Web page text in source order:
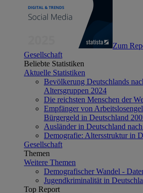
Zum
Gesellschaft
Beliebte Statistiken
Aktuelle Statistiken
Bevölkerung Deutschlands
Altersgruppen 2024
Die reichsten Menschen der
Empfänger von
Bürgergeld in Deutschland
Ausländer in Deutschland
Demografie: Altersstruktur in
Gesellschaft
Themen
Weitere Themen
Demografischer Wandel -
Jugendkriminalität in
Top Report